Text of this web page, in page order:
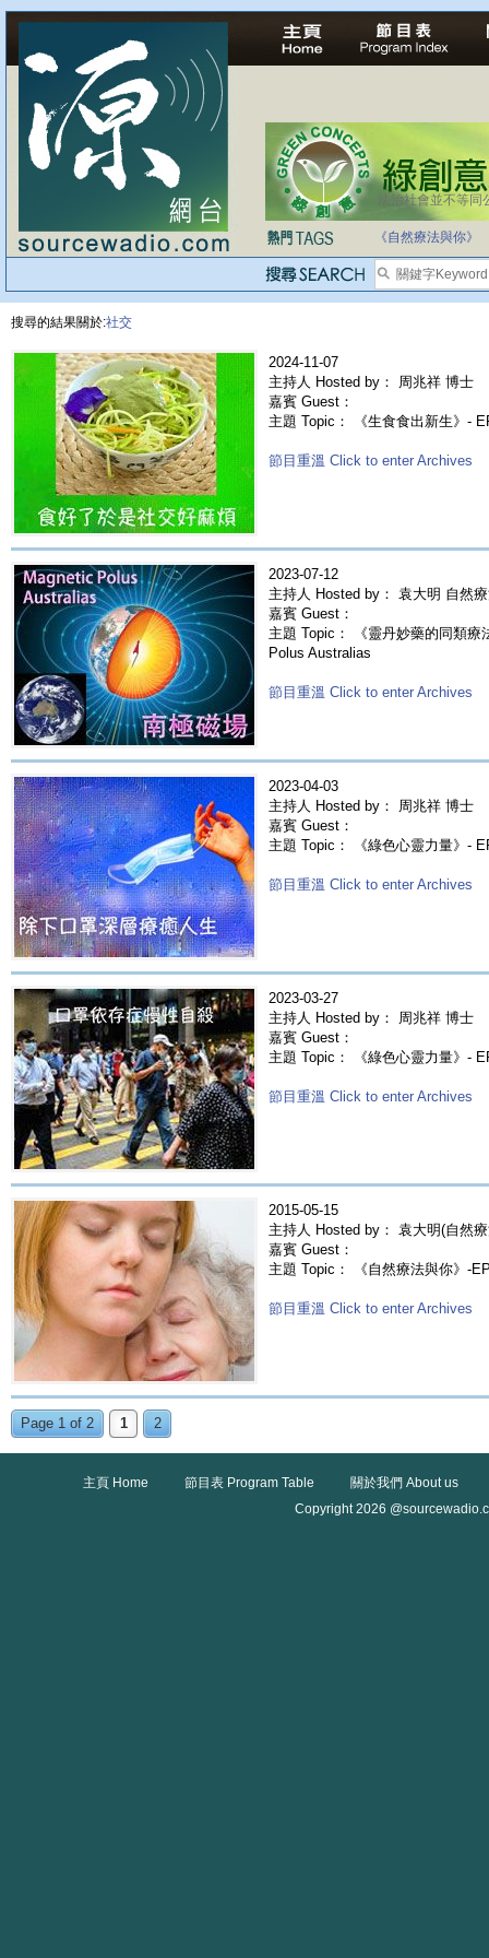
法治社會並不等同
自家教育合法化-
《自然療法與你》
搜尋的結果關於:社交
2024-11-07
主持人 Hosted by： 周兆祥 博士
嘉賓 Guest：
主題 Topic： 《生食食出新生》-
節目重溫 Click to enter Archives
2023-07-12
主持人 Hosted by： 袁大明 自然
嘉賓 Guest：
主題 Topic： 《靈丹妙藥的同類
Polus Australias
節目重溫 Click to enter Archives
2023-04-03
主持人 Hosted by： 周兆祥 博士
嘉賓 Guest：
主題 Topic： 《綠色心靈力量》-
節目重溫 Click to enter Archives
2023-03-27
主持人 Hosted by： 周兆祥 博士
嘉賓 Guest：
主題 Topic： 《綠色心靈力量》-
節目重溫 Click to enter Archives
2015-05-15
主持人 Hosted by： 袁大明(自然
嘉賓 Guest：
主題 Topic： 《自然療法與你》-
節目重溫 Click to enter Archives
Page 1 of 2 1 2
主頁 Home 節目表 Program Table
關於我們 About us
Copyright 2026